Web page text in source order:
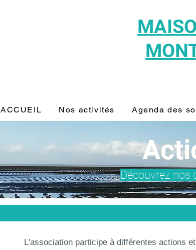
ACCUEIL Nos activités Agenda des
Découvrez
L'association participe à différentes actions